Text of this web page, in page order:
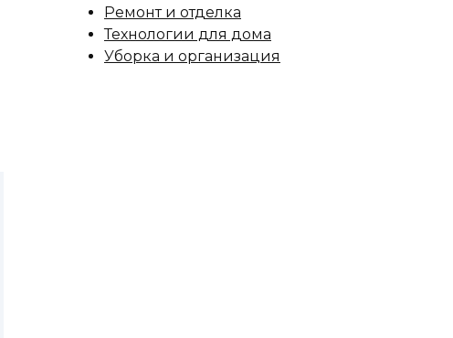
Ремонт и отделка
Технологии для дома
Уборка и организация